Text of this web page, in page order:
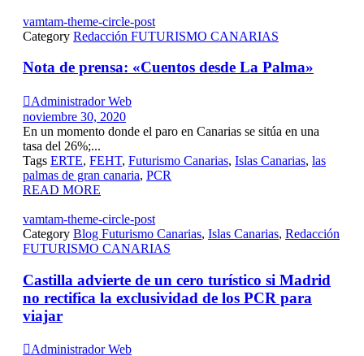
vamtam-theme-circle-post
Category Redacción FUTURISMO CANARIAS
Nota de prensa: «Cuentos desde La Palma»
Administrador Web
noviembre 30, 2020
En un momento donde el paro en Canarias se sitúa en una
tasa del 26%;...
Tags ERTE, FEHT, Futurismo Canarias, Islas Canarias, las
palmas de gran canaria, PCR
READ MORE
vamtam-theme-circle-post
Category Blog Futurismo Canarias, Islas Canarias, Redacción
FUTURISMO CANARIAS
Castilla advierte de un cero turístico si Madrid
no rectifica la exclusividad de los PCR para
viajar
Administrador Web